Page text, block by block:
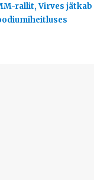
rallit, Virves jätkab